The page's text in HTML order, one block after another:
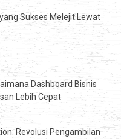
Sukses Melejit Lewat
Dashboard Bisnis
Lebih Cepat
Revolusi Pengambilan